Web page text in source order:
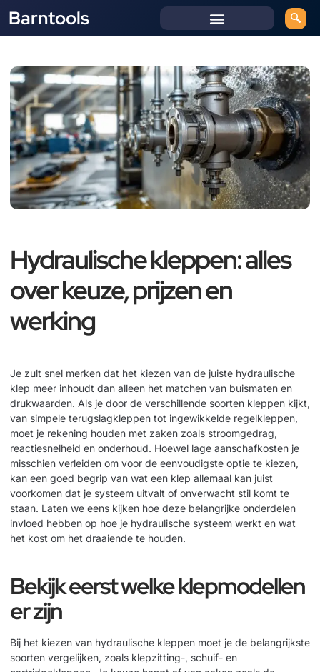
Barntools
Hydraulische kleppen: alles
over keuze, prijzen en
werking
Je zult snel merken dat het kiezen van de juiste hydraulische
klep meer inhoudt dan alleen het matchen van buismaten en
drukwaarden. Als je door de verschillende soorten kleppen kijkt,
van simpele terugslagkleppen tot ingewikkelde regelkleppen,
moet je rekening houden met zaken zoals stroomgedrag,
reactiesnelheid en onderhoud. Hoewel lage aanschafkosten je
misschien verleiden om voor de eenvoudigste optie te kiezen,
kan een goed begrip van wat een klep allemaal kan juist
voorkomen dat je systeem uitvalt of onverwacht stil komt te
staan. Laten we eens kijken hoe deze belangrijke onderdelen
invloed hebben op hoe je hydraulische systeem werkt en wat
het kost om het draaiende te houden.
Bekijk eerst welke klepmodellen
er zijn
Bij het kiezen van hydraulische kleppen moet je de belangrijkste
soorten vergelijken, zoals klepzitting-, schuif- en